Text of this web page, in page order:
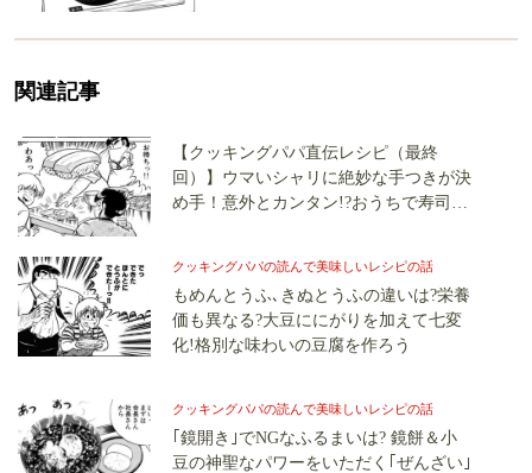
関連記事
【クッキングパパ直伝レシピ（最終
回）】ウマいシャリに絶妙な手つきが決
め手！意外とカンタン!?おうちで寿司を
クッキングパパの読んで美味しいレシピの話
もめんとうふ､きぬとうふの違いは?栄養
価も異なる?大豆ににがりを加えて七変
化!格別な味わいの豆腐を作ろう
クッキングパパの読んで美味しいレシピの話
｢鏡開き｣でNGなふるまいは? 鏡餅＆小
豆の神聖なパワーをいただく｢ぜんざい｣